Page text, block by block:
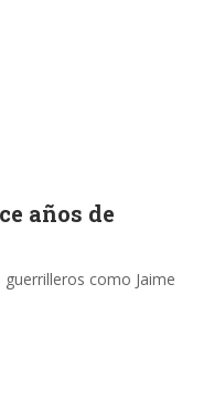
años de
como Jaime